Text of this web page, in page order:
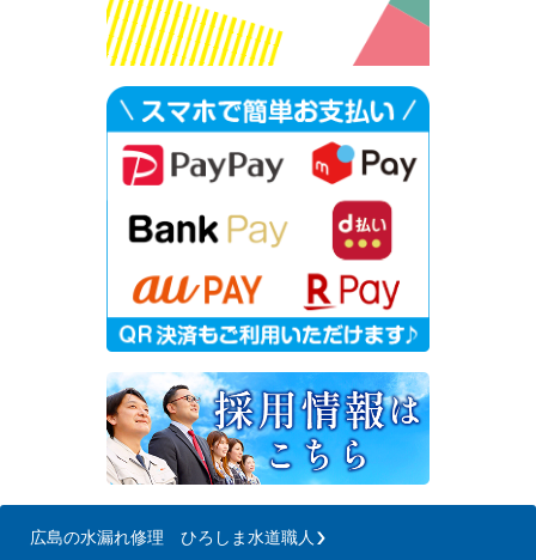
広島の水漏れ修理 ひろしま水道職人